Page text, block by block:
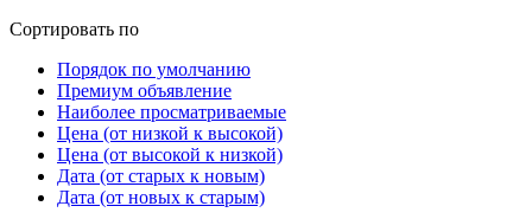
Сортировать по
Порядок по умолчанию
Премиум объявление
Наиболее просматриваемые
Цена (от низкой к высокой)
Цена (от высокой к низкой)
Дата (от старых к новым)
Дата (от новых к старым)